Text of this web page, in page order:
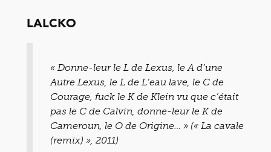
LALCKO
« Donne-leur le L de Lexus, le A d’une
Autre Lexus, le L de L’eau lave, le C de
Courage, fuck le K de Klein vu que c’était
pas le C de Calvin, donne-leur le K de
Cameroun, le O de Origine… » (« La cavale
(remix) », 2011)